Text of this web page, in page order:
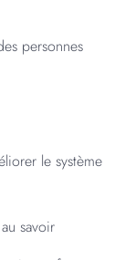
personnes
le système
savoir